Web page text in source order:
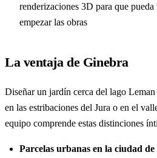
renderizaciones 3D para que
empezar las obras
La ventaja de Ginebra
Diseñar un jardín cerca del lago
en las estribaciones del Jura o en el
equipo comprende estas distinciones
Parcelas urbanas en la ciudad